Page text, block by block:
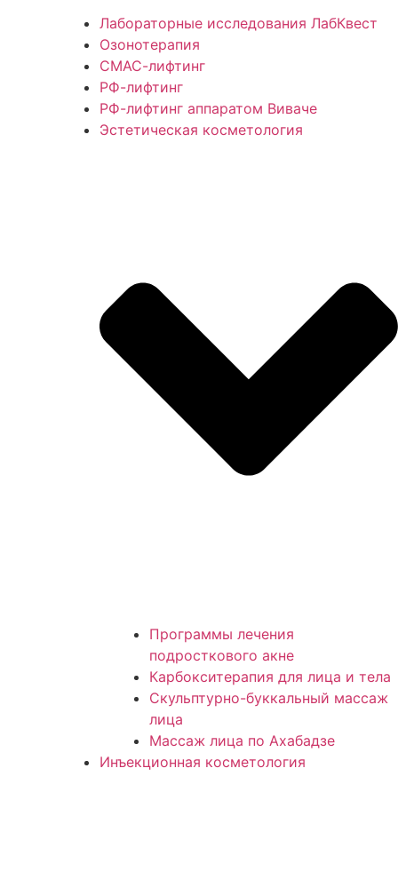
Лабораторные исследования ЛабКвест
Озонотерапия
СМАС-лифтинг
РФ-лифтинг
РФ-лифтинг аппаратом Виваче
Эстетическая косметология
Программы лечения
подросткового акне
Карбокситерапия для лица и тела
Скульптурно-буккальный массаж
лица
Массаж лица по Ахабадзе
Инъекционная косметология